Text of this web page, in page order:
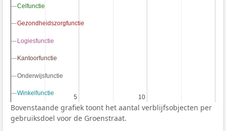
5
5 10
10
Celfunctie
Celfunctie
Gezondheidszorgfunctie
Gezondheidszorgfunctie
Logiesfunctie
Logiesfunctie
Kantoorfunctie
Kantoorfunctie
Onderwijsfunctie
Onderwijsfunctie
Winkelfunctie
Winkelfunctie
Bovenstaande grafiek toont het aantal verblijfsobjecten per
gebruiksdoel voor de Groenstraat.